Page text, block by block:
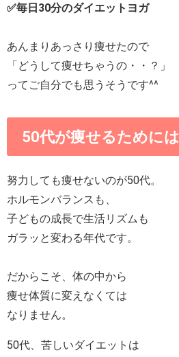
✅毎日30分のダイエットヨガ
あんまりあっさり痩せたので
「どうして痩せちゃうの・・？」
ってご自分でも思うそうです^^
50代が痩せるためには
努力しても痩せないのが50代。
ホルモンバランスも、
子どもの成長で生活リズムも
ガラッと変わる年代です。
だからこそ、体の中から
痩せ体質に変えなくては
なりません。
50代、苦しいダイエットは